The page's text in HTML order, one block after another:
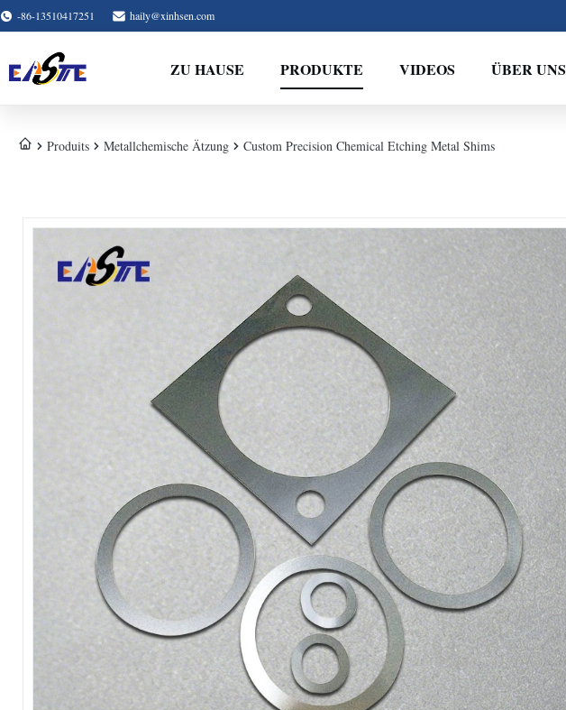
-86-13510417251 haily@xinhsen.com
ZU HAUSE PRODUKTE VIDEOS ÜBER UNS
Produits Metallchemische Ätzung Custom Precision Chemical Etching Metal Shims